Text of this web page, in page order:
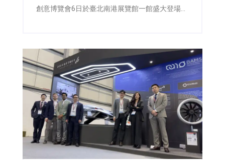
創意博覽會6日於臺北南港展覽館一館盛大登場，
展，透過「好生活、好關係、好風格」三大主
軸，將嘉義的生活哲學、人文底蘊與創意設計完
整呈現，向全國分享屬於嘉義的城市文化，也展
現地方品牌邁向文化經濟的新實力。